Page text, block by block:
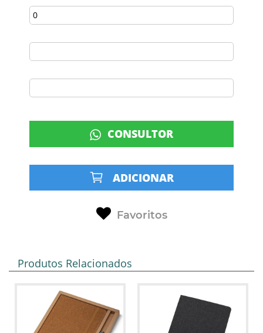
CONSULTOR
ADICIONAR
Favoritos
Produtos Relacionados